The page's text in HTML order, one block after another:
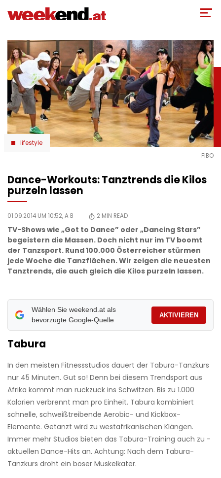
zum
lifestyle
FIBO
Dance-Workouts: Tanztrends die Kilos
purzeln lassen
01.09.2014 UM 10:52,A B 2 MIN READ
TV-Shows wie „Got to Dance” oder „Dancing Stars”
begeistern die Massen. Doch nicht nur im TV boomt
der Tanzsport. Rund 100.000 Österreicher stürmen
jede ­Woche die Tanzflächen. Wir zeigen die neuesten
Tanztrends, die auch gleich die Kilos purzeln lassen.
Wählen Sie weekend.at als
bevorzugte Google-Quelle
AKTIVIEREN
Tabura
In den meisten Fitnessstudios dauert der Tabura-Tanzkurs
nur 45 Minuten. Gut so! Denn bei diesem Trendsport aus
Afrika kommt man ruckzuck ins Schwitzen. Bis zu 1.000
Kalorien verbrennt man pro Einheit. Tabura kombiniert
schnelle, schweißtreibende Aerobic- und Kickbox-
Elemente. Getanzt wird zu westafrikanischen Klängen.
Immer mehr Studios bieten das Tabura-Training auch zu ­
aktuellen Dance-Hits an. Achtung: Nach dem ­Tabura-
Tanzkurs droht ein böser Muskelkater.